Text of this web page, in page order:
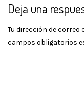
Deja una
Tu dirección de
campos obligatorios